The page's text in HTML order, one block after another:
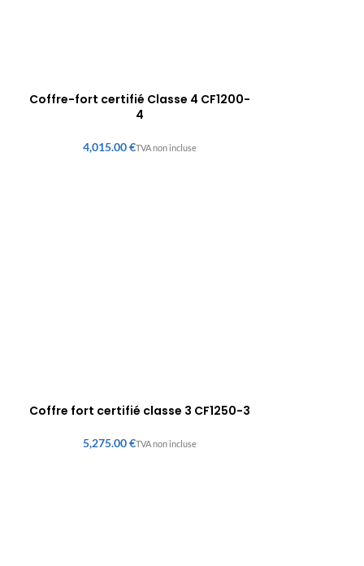
Coffre-fort certifié Classe 4 CF1200-
4
€
Coffre fort certifié classe 3 CF1250-3
€